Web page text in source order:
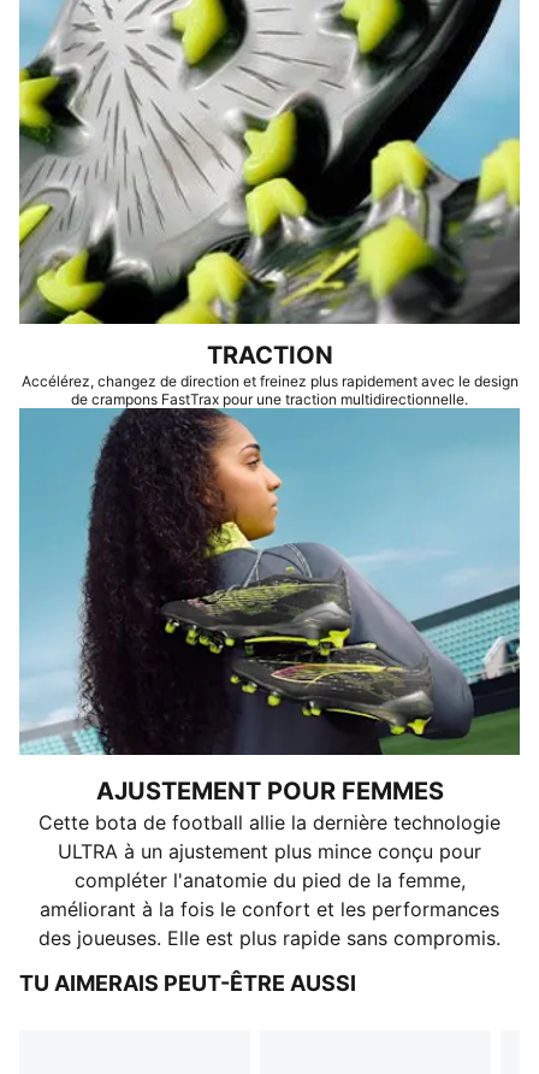
TRACTION
Accélérez, changez de direction et freinez plus rapidement avec le design
de crampons FastTrax pour une traction multidirectionnelle.
AJUSTEMENT POUR FEMMES
Cette bota de football allie la dernière technologie
ULTRA à un ajustement plus mince conçu pour
compléter l'anatomie du pied de la femme,
améliorant à la fois le confort et les performances
des joueuses. Elle est plus rapide sans compromis.
TU AIMERAIS PEUT-ÊTRE AUSSI